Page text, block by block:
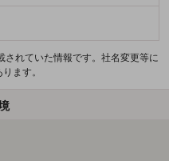
れていた情報です。社名変更等に
ます。